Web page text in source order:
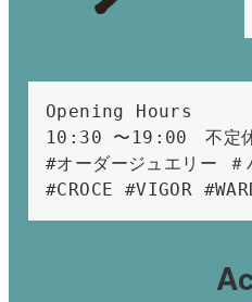
Opening Hours
10:30 〜19:00　不定
#オーダージュエリー ＃
#CROCE #VIGOR